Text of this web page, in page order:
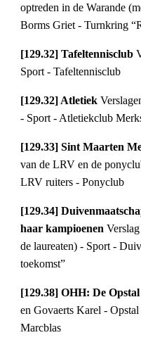
optreden in de Warande
Borms Griet - Turnkring
[129.32] Tafeltennisclub
Sport - Tafeltennisclub
[129.32] Atletiek
- Sport - Atletiekclub
[129.33] Sint Maarten
van de LRV en de
LRV ruiters - Ponyclub
[129.34]
haar kampioenen
de laureaten) - Sport -
toekomst”
[129.38] OHH: De
en Govaerts Karel -
Marcblas